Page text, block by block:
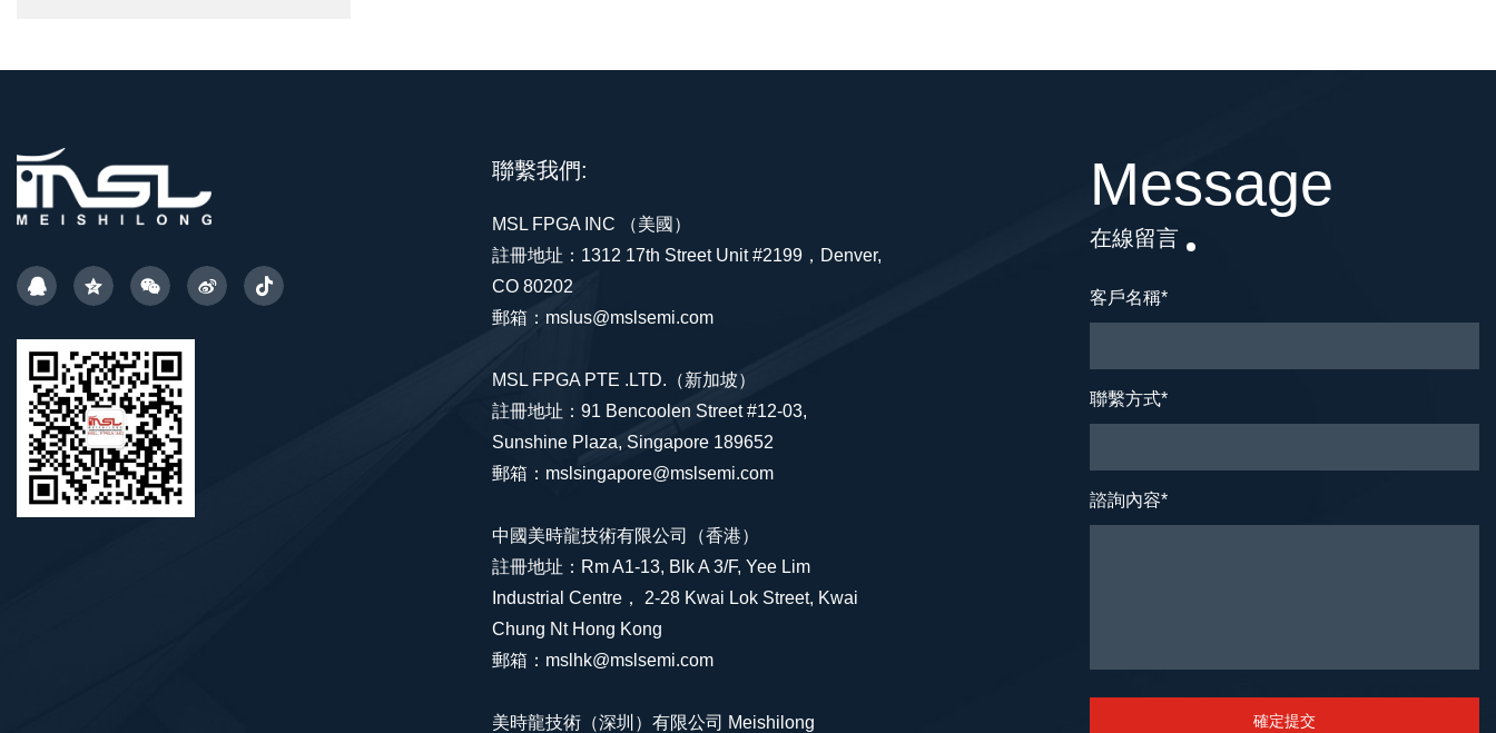
聯繫我們:
MSL FPGA INC （美國）
註冊地址：1312 17th Street Unit #2199，Denver,
CO 80202
郵箱：mslus@mslsemi.com
MSL FPGA PTE .LTD.（新加坡）
註冊地址：91 Bencoolen Street #12-03,
Sunshine Plaza, Singapore 189652
郵箱：mslsingapore@mslsemi.com
中國美時龍技術有限公司（香港）
註冊地址：Rm A1-13, Blk A 3/F, Yee Lim
Industrial Centre， 2-28 Kwai Lok Street, Kwai
Chung Nt Hong Kong
郵箱：mslhk@mslsemi.com
美時龍技術（深圳）有限公司 Meishilong
Message
在線留言
客戶名稱*
聯繫方式*
諮詢內容*
確定提交